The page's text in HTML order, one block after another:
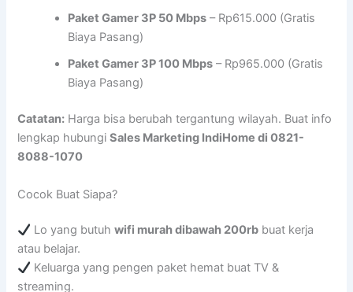
Paket Gamer 3P 50 Mbps – Rp615.000 (Gratis
Biaya Pasang)
Paket Gamer 3P 100 Mbps – Rp965.000 (Gratis
Biaya Pasang)
Catatan: Harga bisa berubah tergantung wilayah. Buat info
lengkap hubungiSales Marketing IndiHome di 0821-
8088-1070
Cocok Buat Siapa?
Lo yang butuhwifi murah dibawah 200rb buat kerja
atau belajar.
Keluarga yang pengen paket hemat buat TV &
streaming.